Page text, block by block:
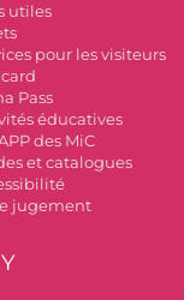
utiles
pour les visiteurs
Pass
éducatives
des MiC
et catalogues
jugement